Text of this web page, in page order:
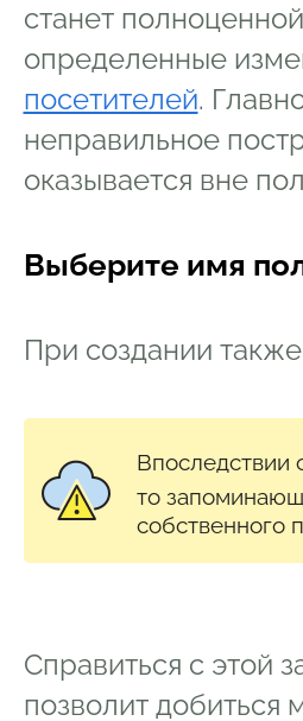
станет
определенные
посетителей.
неправильное
оказывается вне
Выберите имя
При создании
Впоследствии
то
собственного
Справиться с этой
позволит добиться